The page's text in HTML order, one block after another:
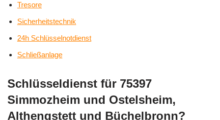
Tresore
Sicherheitstechnik
24h Schlüsselnotdienst
Schließanlage
Schlüsseldienst für 75397
Simmozheim und Ostelsheim,
Althengstett und Büchelbronn?